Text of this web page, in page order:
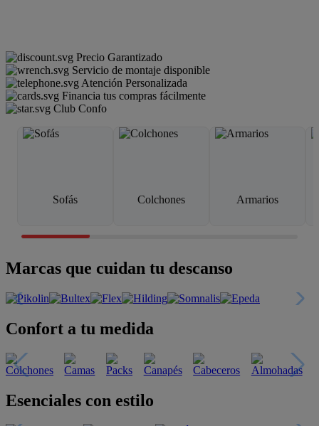
Precio Garantizado
Servicio de montaje disponible
Atención Personalizada
Financia tus compras fácilmente
Club Confo
Sofás Colchones Armarios
Marcas que cuidan tu descanso
Confort a tu medida
Esenciales con estilo